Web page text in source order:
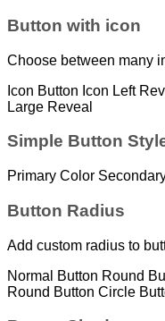
Button with icon
Choose between many
Icon Button Icon Left
Large Reveal
Simple Button
Primary Color
Button Radius
Add custom radius to
Normal Button Round
Round Button Circle